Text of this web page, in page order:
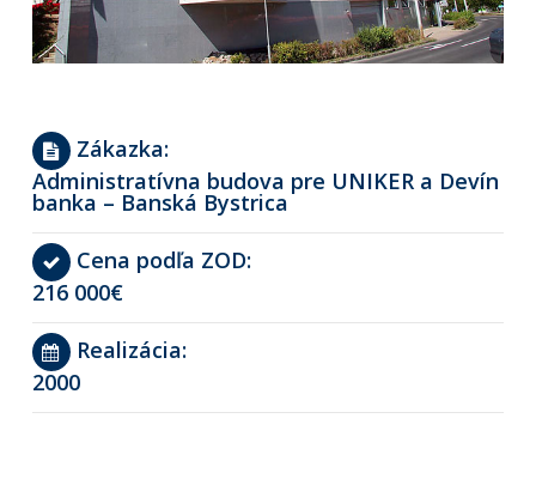
Zákazka:
Administratívna budova pre UNIKER a Devín
banka – Banská Bystrica
Cena podľa ZOD:
216 000€
Realizácia:
2000